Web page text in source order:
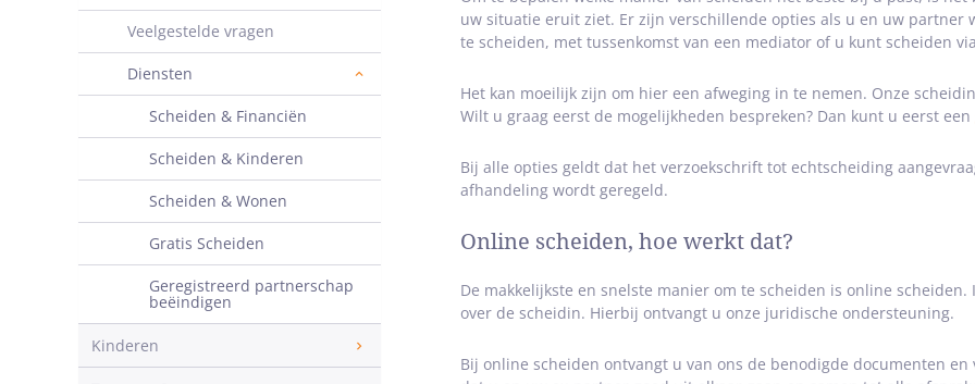
uw situatie eruit ziet. Er zijn verschillende opties als u en uw partner
te scheiden, met tussenkomst van een mediator of u kunt scheiden
Het kan moeilijk zijn om hier een afweging in te nemen. Onze
Wilt u graag eerst de mogelijkheden bespreken? Dan kunt u eerst een
Bij alle opties geldt dat het verzoekschrift tot echtscheiding
afhandeling wordt geregeld.
Online scheiden, hoe werkt dat?
De makkelijkste en snelste manier om te scheiden is online
over de scheidin. Hierbij ontvangt u onze juridische ondersteuning.
Bij online scheiden ontvangt u van ons de benodigde documenten
Veelgestelde vragen
Diensten
Scheiden & Financiën
Scheiden & Kinderen
Scheiden & Wonen
Gratis Scheiden
Geregistreerd partnerschap
beëindigen
Kinderen